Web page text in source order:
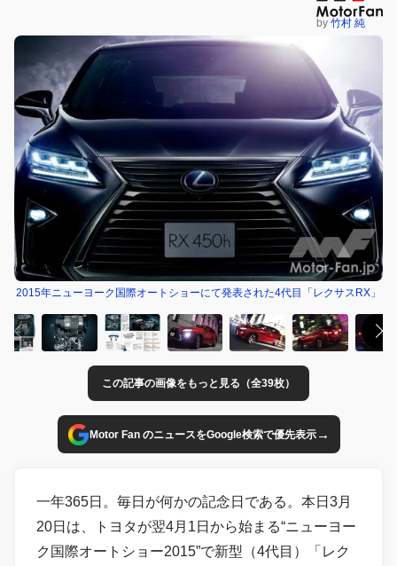
by 竹村 純
2015年ニューヨーク国際オートショーにて発表された4代目「レクサスRX」
この記事の画像をもっと見る（全39枚）
Motor Fan のニュースをGoogle検索で優先表示→
一年365日。毎日が何かの記念日である。本日3月
20日は、トヨタが翌4月1日から始まる“ニューヨー
ク国際オートショー2015”で新型（4代目）「レク